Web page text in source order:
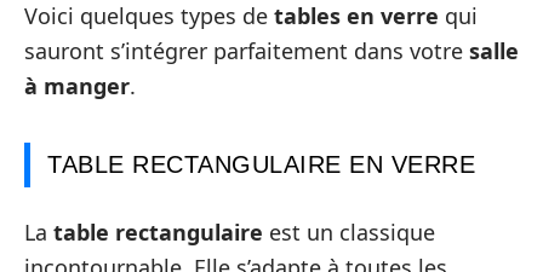
Voici quelques types de tables en verre qui
sauront s’intégrer parfaitement dans votre salle
à manger.
TABLE RECTANGULAIRE EN VERRE
La table rectangulaire est un classique